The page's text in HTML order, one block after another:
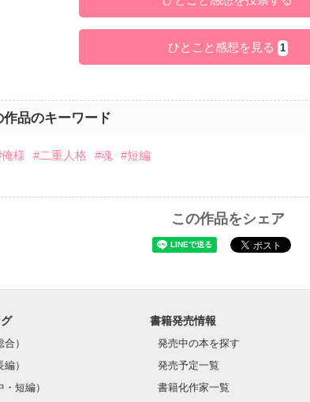
ひとこと感想を見る 1
作品のキーワード
様 #二重人格 #魂 #短編
この作品をシェア
）
）
短編）
書籍発売情報
発売中の本を探す
発売予定一覧
書籍化作家一覧